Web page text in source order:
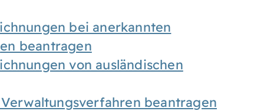
bei anerkannten
beantragen
von ausländischen
beantragen